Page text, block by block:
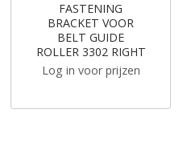
FASTENING
BRACKET VOOR
BELT GUIDE
ROLLER 3302 RIGHT
Log in voor prijzen